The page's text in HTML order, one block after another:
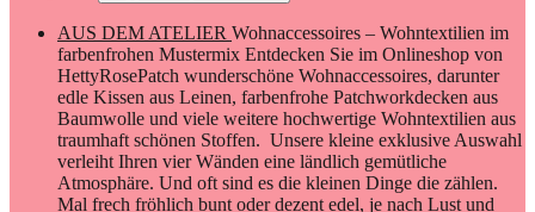
AUS DEM ATELIER Wohnaccessoires – Wohntextilien im
farbenfrohen Mustermix Entdecken Sie im Onlineshop von
HettyRosePatch wunderschöne Wohnaccessoires, darunter
edle Kissen aus Leinen, farbenfrohe Patchworkdecken aus
Baumwolle und viele weitere hochwertige Wohntextilien aus
traumhaft schönen Stoffen. Unsere kleine exklusive Auswahl
verleiht Ihren vier Wänden eine ländlich gemütliche
Atmosphäre. Und oft sind es die kleinen Dinge die zählen.
Mal frech fröhlich bunt oder dezent edel, je nach Lust und